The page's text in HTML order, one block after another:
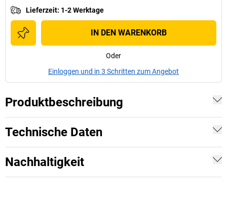
Lieferzeit: 1-2 Werktage
IN DEN WARENKORB
Oder
Einloggen und in 3 Schritten zum Angebot
Produktbeschreibung
Technische Daten
Nachhaltigkeit